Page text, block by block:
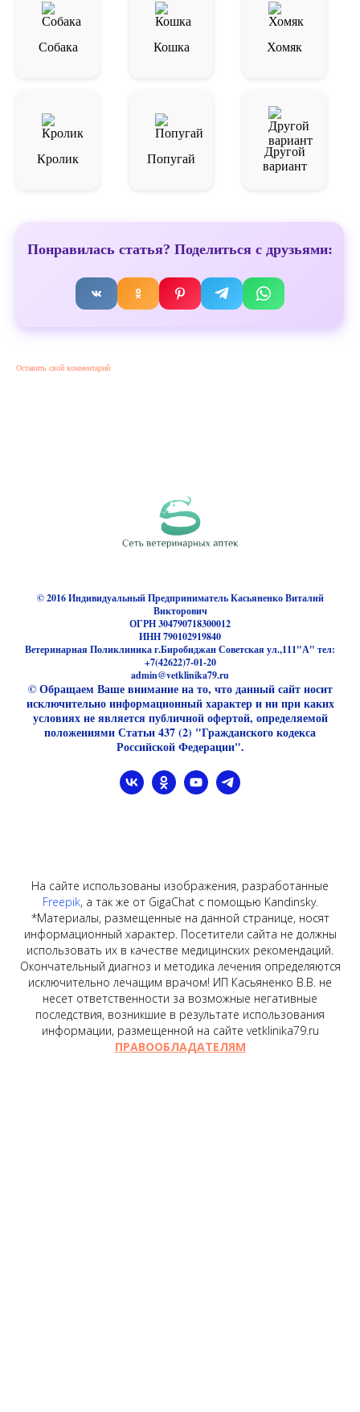
Собака Кошка Хомяк
Кролик Попугай
Другой
вариант
Понравилась статья? Поделиться с друзьями:
Оставить свой комментарий
© 2016 Индивидуальный Предприниматель Касьяненко Виталий
Викторович
ОГРН 304790718300012
ИНН 790102919840
Ветеринарная Поликлиника г.Биробиджан Советская ул.,111"А" тел:
+7(42622)7-01-20
admin@vetklinika79.ru
© Обращаем Ваше внимание на то, что данный сайт носит
исключительно информационный характер и ни при каких
условиях не является публичной офертой, определяемой
положениями Статьи 437 (2) "Гражданского кодекса
Российской Федерации".
На сайте использованы изображения, разработанные
Freepik, а так же от GigaChat с помощью Kandinsky.
*Материалы, размещенные на данной странице, носят
информационный характер. Посетители сайта не должны
использовать их в качестве медицинских рекомендаций.
Окончательный диагноз и методика лечения определяются
исключительно лечащим врачом! ИП Касьяненко В.В. не
несет ответственности за возможные негативные
последствия, возникшие в результате использования
информации, размещенной на сайте vetklinika79.ru
ПРАВООБЛАДАТЕЛЯМ